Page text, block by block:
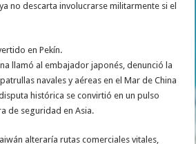
no descarta involucrarse militarmente si el
en Pekín.
llamó al embajador japonés, denunció la
navales y aéreas en el Mar de China
histórica se convirtió en un pulso
de seguridad en Asia.
alteraría rutas comerciales vitales,